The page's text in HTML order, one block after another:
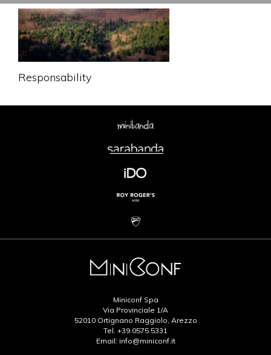
Responsability
Miniconf Spa
Via Provinciale 1/A
52010 Ortignano Raggiolo, Arezzo
Tel. +39.0575.5331
Email: info@miniconf.it